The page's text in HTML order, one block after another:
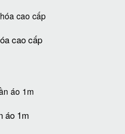
cao cấp
áo 1m